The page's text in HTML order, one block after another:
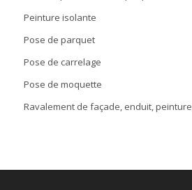
Peinture isolante
Pose de parquet
Pose de carrelage
Pose de moquette
Ravalement de façade, enduit, peinture